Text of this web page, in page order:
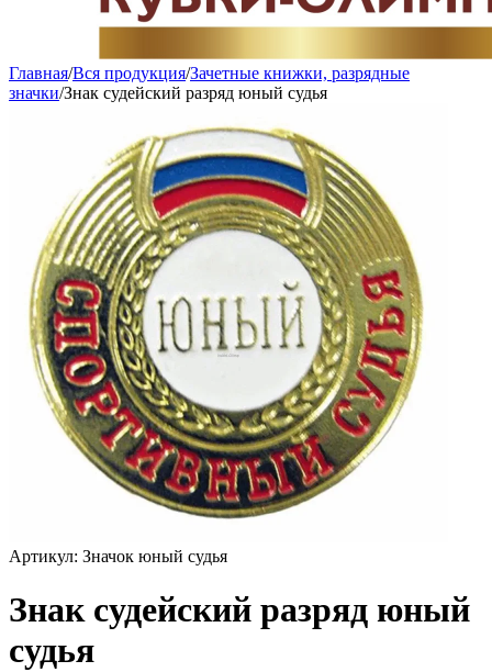
Главная/Вся продукция/Зачетные книжки, разрядные
значки/Знак судейский разряд юный судья
Артикул: Значок юный судья
Знак судейский разряд юный
судья